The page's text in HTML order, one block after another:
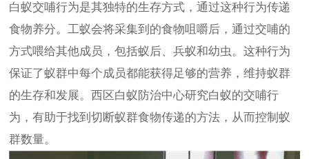
白蚁交哺行为是其独特的生存方式，通过这种行为传递
食物养分。工蚁会将采集到的食物咀嚼后，通过交哺的
方式喂给其他成员，包括蚁后、兵蚁和幼虫。这种行为
保证了蚁群中每个成员都能获得足够的营养，维持蚁群
的生存和发展。西区白蚁防治中心研究白蚁的交哺行
为，有助于找到切断蚁群食物传递的方法，从而控制蚁
群数量。